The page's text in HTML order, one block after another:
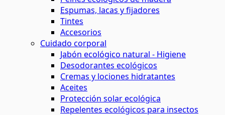
Espumas, lacas y fijadores
Tintes
Accesorios
Cuidado corporal
Jabón ecológico natural - Higiene
Desodorantes ecológicos
Cremas y lociones hidratantes
Aceites
Protección solar ecológica
Repelentes ecológicos para insectos